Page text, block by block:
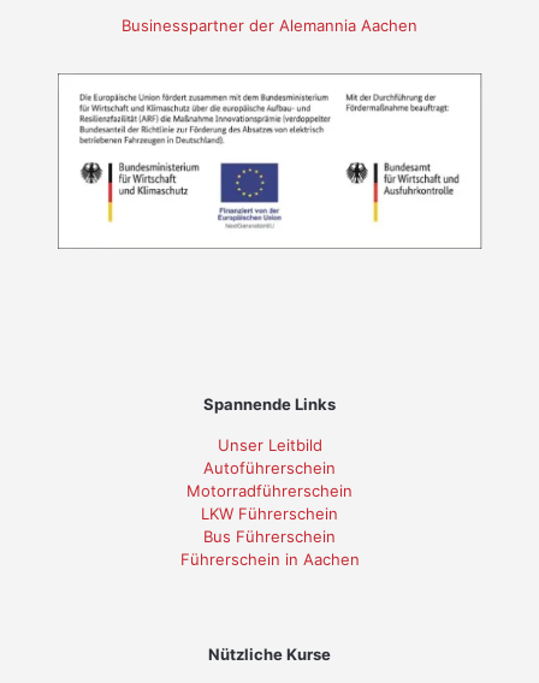
Businesspartner der Alemannia Aachen
Spannende Links
Unser Leitbild
Autoführerschein
Motorradführerschein
LKW Führerschein
Bus Führerschein
Führerschein in Aachen
Nützliche Kurse